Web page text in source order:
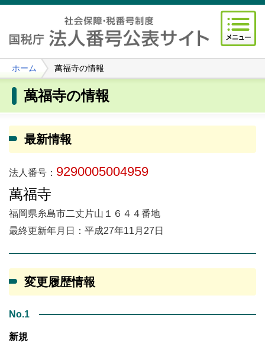
ホーム 萬福寺の情報
萬福寺の情報
最新情報
法人番号： 9290005004959
萬福寺
福岡県糸島市二丈片山１６４４番地
最終更新年月日：平成27年11月27日
変更履歴情報
No.1
新規